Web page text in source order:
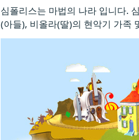
심폴리스는 마법의 나라 입니다.
(아들), 비올라(딸)의 현악기 가족